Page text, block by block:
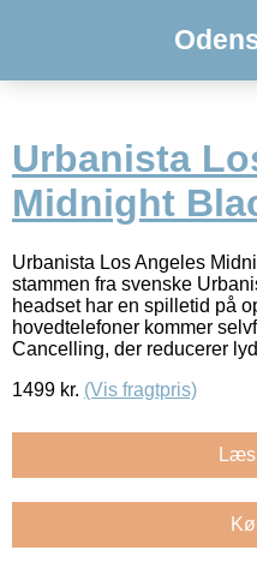
Urbanista
Midnight
Urbanista Los Angeles
stammen fra svenske
headset har en spilletid på
hovedtelefoner kommer
Cancelling, der reducerer
1499 kr. (Vis fragtpris)